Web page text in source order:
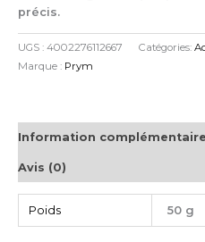
précis.
UGS : 4002276112667 Catégories:
Marque : Prym
Information complémentaire
Avis (0)
Poids 50 g